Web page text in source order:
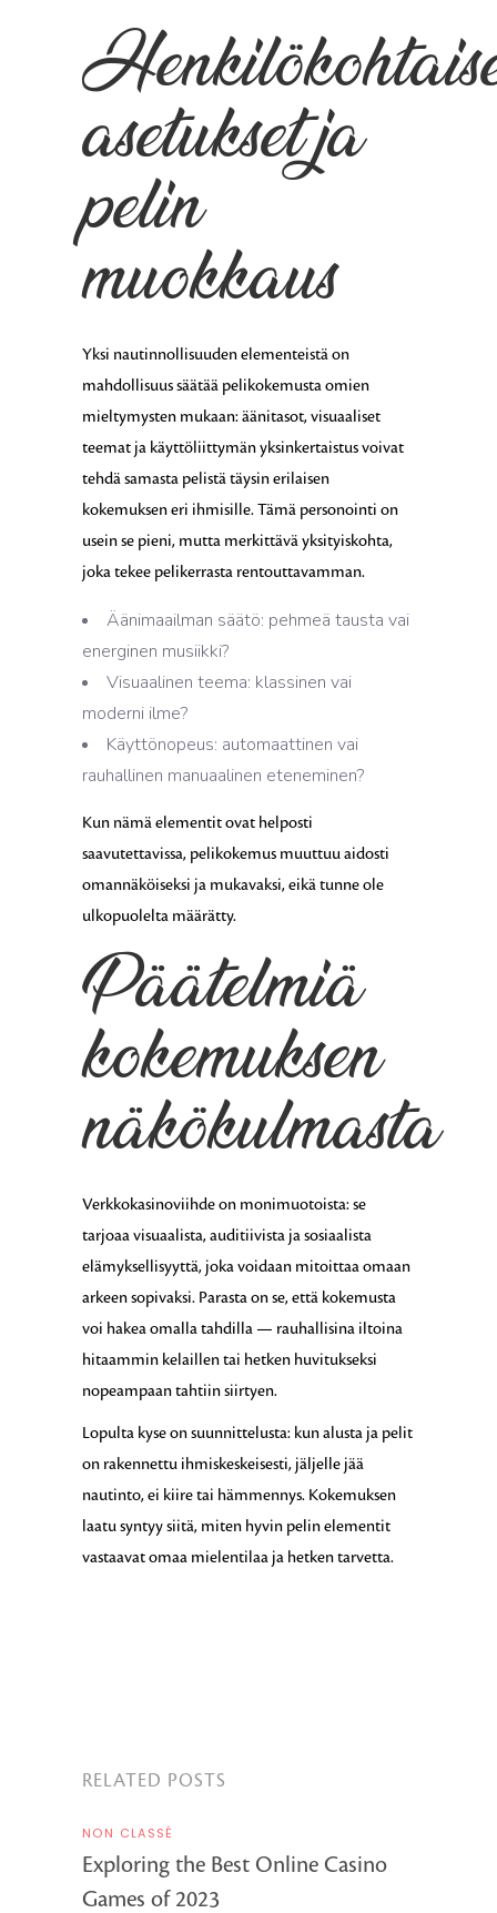
asetukset ja
pelin
muokkaus
Yksi nautinnollisuuden elementeistä on
mahdollisuus säätää pelikokemusta omien
mieltymysten mukaan: äänitasot, visuaaliset
teemat ja käyttöliittymän yksinkertaistus voivat
tehdä samasta pelistä täysin erilaisen
kokemuksen eri ihmisille. Tämä personointi on
usein se pieni, mutta merkittävä yksityiskohta,
joka tekee pelikerrasta rentouttavamman.
Äänimaailman säätö: pehmeä tausta vai
energinen musiikki?
Visuaalinen teema: klassinen vai
moderni ilme?
Käyttönopeus: automaattinen vai
rauhallinen manuaalinen eteneminen?
Kun nämä elementit ovat helposti
saavutettavissa, pelikokemus muuttuu aidosti
omannäköiseksi ja mukavaksi, eikä tunne ole
ulkopuolelta määrätty.
Päätelmiä
kokemuksen
näkökulmasta
Verkkokasinoviihde on monimuotoista: se
tarjoaa visuaalista, auditiivista ja sosiaalista
elämyksellisyyttä, joka voidaan mitoittaa omaan
arkeen sopivaksi. Parasta on se, että kokemusta
voi hakea omalla tahdilla — rauhallisina iltoina
hitaammin kelaillen tai hetken huvitukseksi
nopeampaan tahtiin siirtyen.
Lopulta kyse on suunnittelusta: kun alusta ja pelit
on rakennettu ihmiskeskeisesti, jäljelle jää
nautinto, ei kiire tai hämmennys. Kokemuksen
laatu syntyy siitä, miten hyvin pelin elementit
vastaavat omaa mielentilaa ja hetken tarvetta.
RELATED POSTS
NON CLASSÉ
Exploring the Best Online Casino
Games of 2023